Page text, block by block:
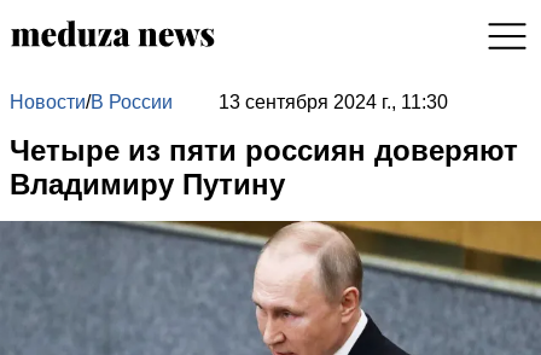
Новости/В России 13 сентября 2024 г., 11:30
Четыре из пяти россиян доверяют
Владимиру Путину